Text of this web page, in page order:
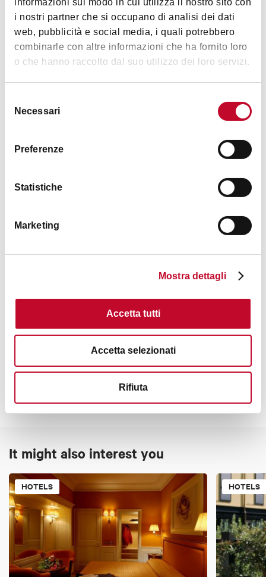
i nostri partner che si occupano di analisi dei dati
web, pubblicità e social media, i quali potrebbero
combinarle con altre informazioni che ha fornito loro
o che hanno raccolto dal suo utilizzo dei loro servizi.
delNecessari
Preferenze
Statistiche
Marketing
Mostra dettagli
Accetta tutti
Accetta selezionati
Rifiuta
Contacts
It might also interest you
HOTELS HOTELS